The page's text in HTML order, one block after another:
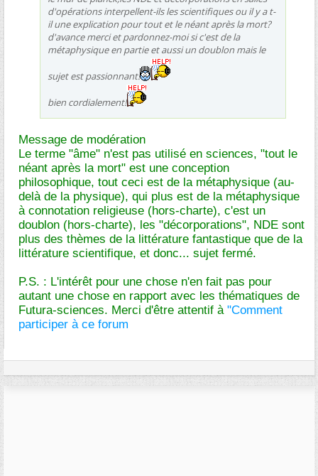
d'opérations interpellent-ils les scientifiques ou il y a t-
il une explication pour tout et le néant après la mort?
d'avance merci et pardonnez-moi si c'est de la
métaphysique en partie et aussi un doublon mais le
sujet est passionnant!
bien cordialement!
Message de modération
Le terme "âme" n'est pas utilisé en sciences, "tout le
néant après la mort" est une conception
philosophique, tout ceci est de la métaphysique (au-
delà de la physique), qui plus est de la métaphysique
à connotation religieuse (hors-charte), c'est un
doublon (hors-charte), les "décorporations", NDE sont
plus des thèmes de la littérature fantastique que de la
littérature scientifique, et donc... sujet fermé.
P.S. : L'intérêt pour une chose n'en fait pas pour
autant une chose en rapport avec les thématiques de
Futura-sciences. Merci d'être attentif à "Comment
participer à ce forum